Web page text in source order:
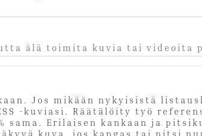
älä toimita kuvia tai videoita
Jos mikään nykyisistä
-kuviasi. Räätälöity työ
sama. Erilaisen kankaan ja
kuva, jos kangas tai pitsi